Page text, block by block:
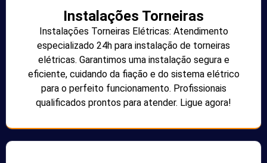
Instalações Torneiras
Instalações Torneiras Elétricas: Atendimento
especializado 24h para instalação de torneiras
elétricas. Garantimos uma instalação segura e
eficiente, cuidando da fiação e do sistema elétrico
para o perfeito funcionamento. Profissionais
qualificados prontos para atender. Ligue agora!